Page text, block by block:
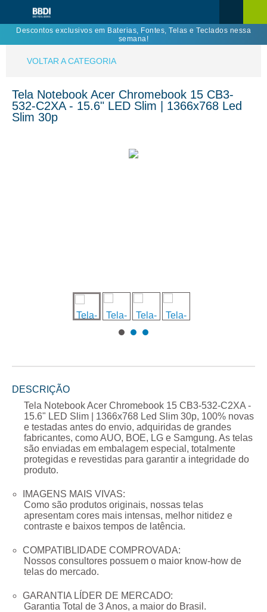
Descontos exclusivos em Baterias, Fontes, Telas e Teclados nessa
semana!
VOLTAR A CATEGORIA
Tela Notebook Acer Chromebook 15 CB3-
532-C2XA - 15.6" LED Slim | 1366x768 Led
Slim 30p
DESCRIÇÃO
Tela Notebook Acer Chromebook 15 CB3-532-C2XA -
15.6" LED Slim | 1366x768 Led Slim 30p, 100% novas
e testadas antes do envio, adquiridas de grandes
fabricantes, como AUO, BOE, LG e Samgung. As telas
são enviadas em embalagem especial, totalmente
protegidas e revestidas para garantir a integridade do
produto.
IMAGENS MAIS VIVAS:
Como são produtos originais, nossas telas
apresentam cores mais intensas, melhor nitidez e
contraste e baixos tempos de latência.
COMPATIBLIDADE COMPROVADA:
Nossos consultores possuem o maior know-how de
telas do mercado.
GARANTIA LÍDER DE MERCADO:
Garantia Total de 3 Anos, a maior do Brasil.